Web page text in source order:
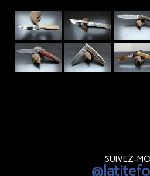
SUIVEZ-